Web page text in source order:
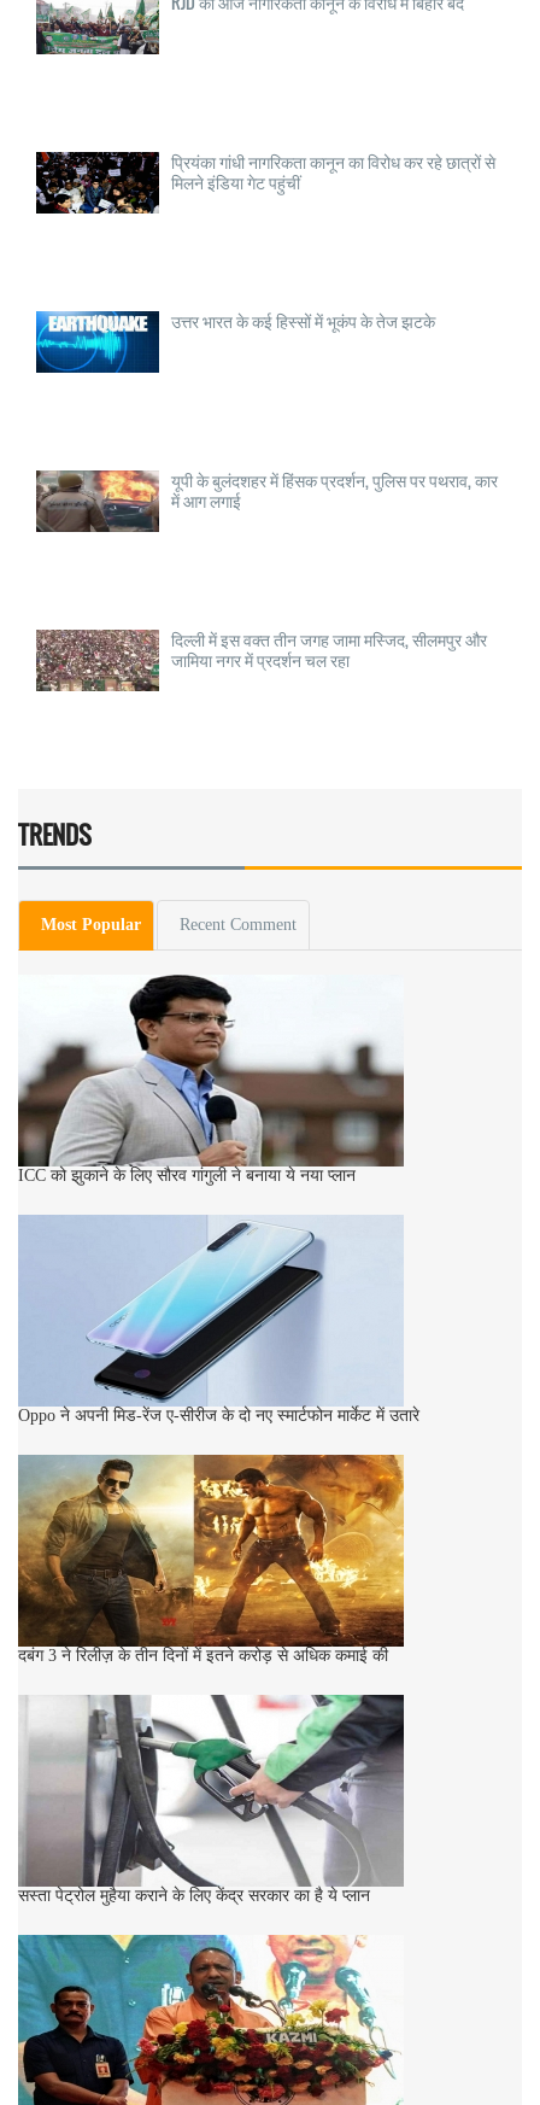
प्रियंका गांधी नागरिकता कानून का विरोध कर रहे छात्रों से
मिलने इंडिया गेट पहुंचीं
उत्तर भारत के कई हिस्सों में भूकंप के तेज झटके
यूपी के बुलंदशहर में हिंसक प्रदर्शन, पुलिस पर पथराव, कार
में आग लगाई
दिल्ली में इस वक्त तीन जगह जामा मस्जिद, सीलमपुर और
जामिया नगर में प्रदर्शन चल रहा
TRENDS
Most Popular Recent Comment
ICC को झुकाने के लिए सौरव गांगुली ने बनाया ये नया प्लान
Oppo ने अपनी मिड-रेंज ए-सीरीज के दो नए स्मार्टफोन मार्केट में उतारे
दबंग 3 ने रिलीज़ के तीन दिनों में इतने करोड़ से अधिक कमाई की
सस्ता पेट्रोल मुहैया कराने के लिए केंद्र सरकार का है ये प्लान